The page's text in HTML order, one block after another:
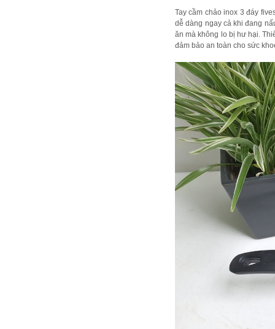
Tay cầm chảo inox 3 đáy
dễ dàng ngay cả khi đang
ăn mà không lo bị hư hại.
đảm bảo an toàn cho sức